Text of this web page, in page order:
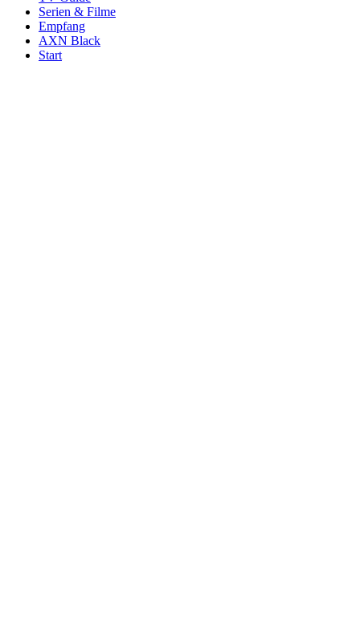
Serien & Filme
Empfang
AXN Black
Start